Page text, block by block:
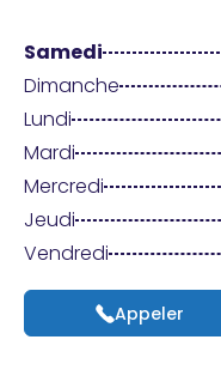
Samedi
Dimanche
Lundi
Mardi
Mercredi
Jeudi
Vendredi
Appeler